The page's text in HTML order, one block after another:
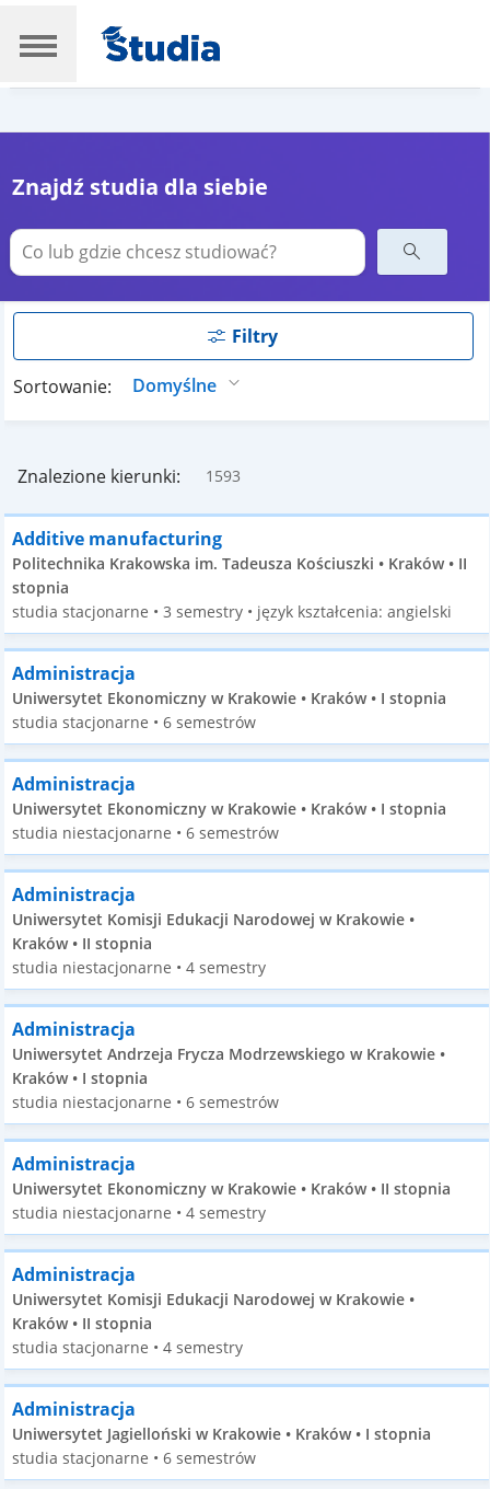
Znajdź studia dla siebie
Filtry
Sortowanie:
Znalezione kierunki: 1593
Additive manufacturing
Politechnika Krakowska im. Tadeusza Kościuszki • Kraków • II
stopnia
studia stacjonarne • 3 semestry • język kształcenia: angielski
Administracja
Uniwersytet Ekonomiczny w Krakowie • Kraków • I stopnia
studia stacjonarne • 6 semestrów
Administracja
Uniwersytet Ekonomiczny w Krakowie • Kraków • I stopnia
studia niestacjonarne • 6 semestrów
Administracja
Uniwersytet Komisji Edukacji Narodowej w Krakowie •
Kraków • II stopnia
studia niestacjonarne • 4 semestry
Administracja
Uniwersytet Andrzeja Frycza Modrzewskiego w Krakowie •
Kraków • I stopnia
studia niestacjonarne • 6 semestrów
Administracja
Uniwersytet Ekonomiczny w Krakowie • Kraków • II stopnia
studia niestacjonarne • 4 semestry
Administracja
Uniwersytet Komisji Edukacji Narodowej w Krakowie •
Kraków • II stopnia
studia stacjonarne • 4 semestry
Administracja
Uniwersytet Jagielloński w Krakowie • Kraków • I stopnia
studia stacjonarne • 6 semestrów